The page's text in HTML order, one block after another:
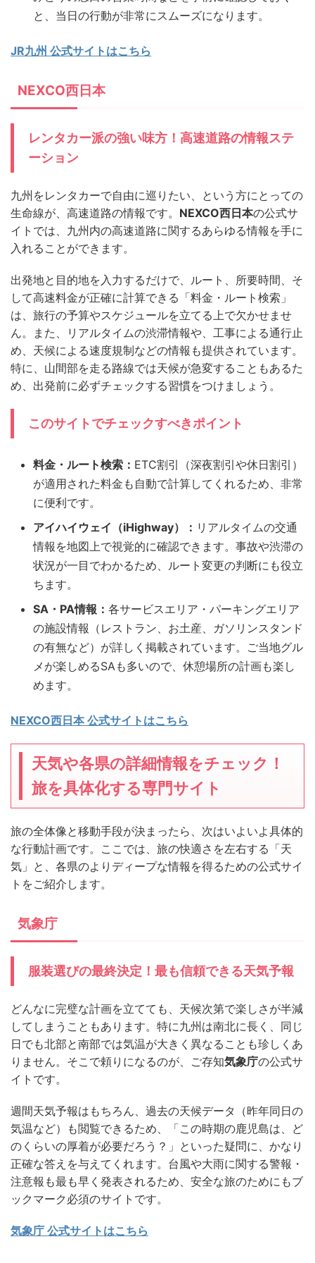
と、当日の行動が非常にスムーズになります。
JR九州 公式サイトはこちら
NEXCO西日本
レンタカー派の強い味方！高速道路の情報ステ
ーション
九州をレンタカーで自由に巡りたい、という方にとっての
生命線が、高速道路の情報です。 NEXCO西日本の公式サ
イトでは、九州内の高速道路に関するあらゆる情報を手に
入れることができます。
出発地と目的地を入力するだけで、ルート、所要時間、そ
して高速料金が正確に計算できる「料金・ルート検索」
は、旅行の予算やスケジュールを立てる上で欠かせませ
ん。また、リアルタイムの渋滞情報や、工事による通行止
め、天候による速度規制などの情報も提供されています。
特に、山間部を走る路線では天候が急変することもあるた
め、出発前に必ずチェックする習慣をつけましょう。
このサイトでチェックすべきポイント
料金・ルート検索： ETC割引（深夜割引や休日割引）
が適用された料金も自動で計算してくれるため、非常
に便利です。
アイハイウェイ（iHighway）： リアルタイムの交通
情報を地図上で視覚的に確認できます。事故や渋滞の
状況が一目でわかるため、ルート変更の判断にも役立
ちます。
SA・PA情報： 各サービスエリア・パーキングエリア
の施設情報（レストラン、お土産、ガソリンスタンド
の有無など）が詳しく掲載されています。ご当地グル
メが楽しめるSAも多いので、休憩場所の計画も楽し
めます。
NEXCO西日本 公式サイトはこちら
天気や各県の詳細情報をチェック！
旅を具体化する専門サイト
旅の全体像と移動手段が決まったら、次はいよいよ具体的
な行動計画です。ここでは、旅の快適さを左右する「天
気」と、各県のよりディープな情報を得るための公式サイ
トをご紹介します。
気象庁
服装選びの最終決定！最も信頼できる天気予報
どんなに完璧な計画を立てても、天候次第で楽しさが半減
してしまうこともあります。特に九州は南北に長く、同じ
日でも北部と南部では気温が大きく異なることも珍しくあ
りません。そこで頼りになるのが、ご存知気象庁の公式サ
イトです。
週間天気予報はもちろん、過去の天候データ（昨年同日の
気温など）も閲覧できるため、「この時期の鹿児島は、ど
のくらいの厚着が必要だろう？」といった疑問に、かなり
正確な答えを与えてくれます。台風や大雨に関する警報・
注意報も最も早く発表されるため、安全な旅のためにもブ
ックマーク必須のサイトです。
気象庁 公式サイトはこちら